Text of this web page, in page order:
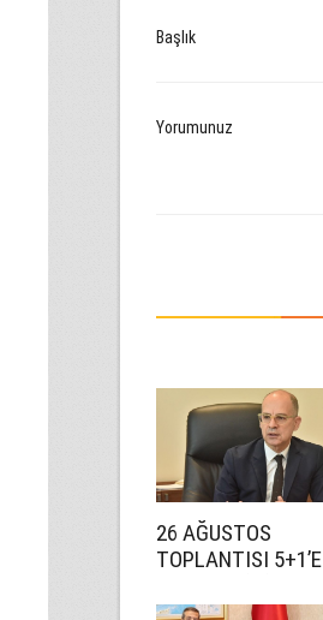
Başlık
Yorumunuz
26 AĞUSTOS
TOPLANTISI 5+1’E